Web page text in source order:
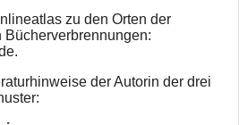
zu den Orten der
der Autorin der drei